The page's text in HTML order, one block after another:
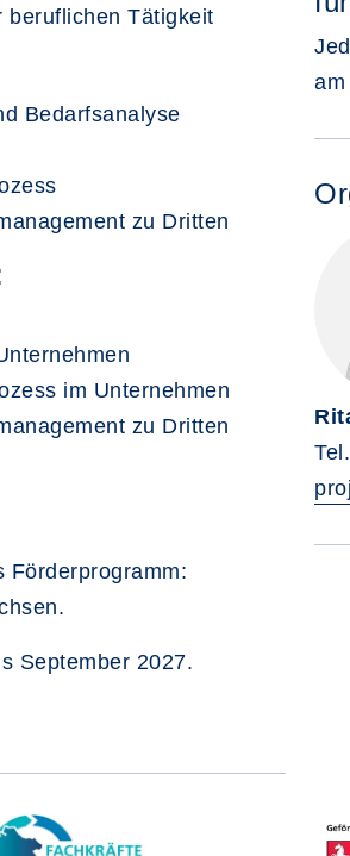
beruflichen Tätigkeit
Bedarfsanalyse
zu Dritten
im Unternehmen
zu Dritten
Förderprogramm:
September 2027.
Tel.